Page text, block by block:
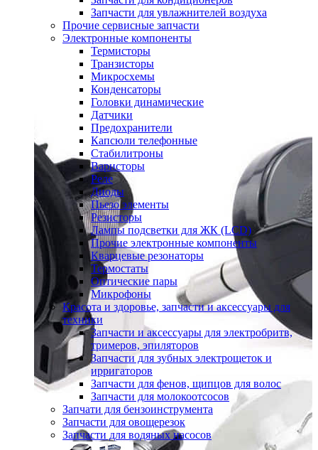
Запчасти для увлажнителей воздуха
Прочие сервисные запчасти
Электронные компоненты
Термисторы
Транзисторы
Микросхемы
Конденсаторы
Головки динамические
Датчики
Предохранители
Капсюли телефонные
Стабилитроны
Варисторы
Реле
Диоды
Пьезо элементы
Резисторы
Лампы подсветки для ЖК (LCD)
Прочие электронные компоненты
Кварцевые резонаторы
Термостаты
Оптические пары
Микрофоны
Красота и здоровье, запчасти и аксессуары для
техники
Запчасти и аксессуары для электробритв,
тримеров, эпиляторов
Запчасти для зубных электрощеток и
ирригаторов
Запчасти для фенов, щипцов для волос
Запчасти для молокоотсосов
Запчати для бензоинструмента
Запчасти для овощерезок
Запчасти для водяных насосов